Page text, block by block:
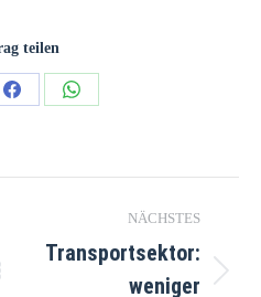
teilen
Teilen
Teilen
NÄCHSTES
Transportsektor:
weniger